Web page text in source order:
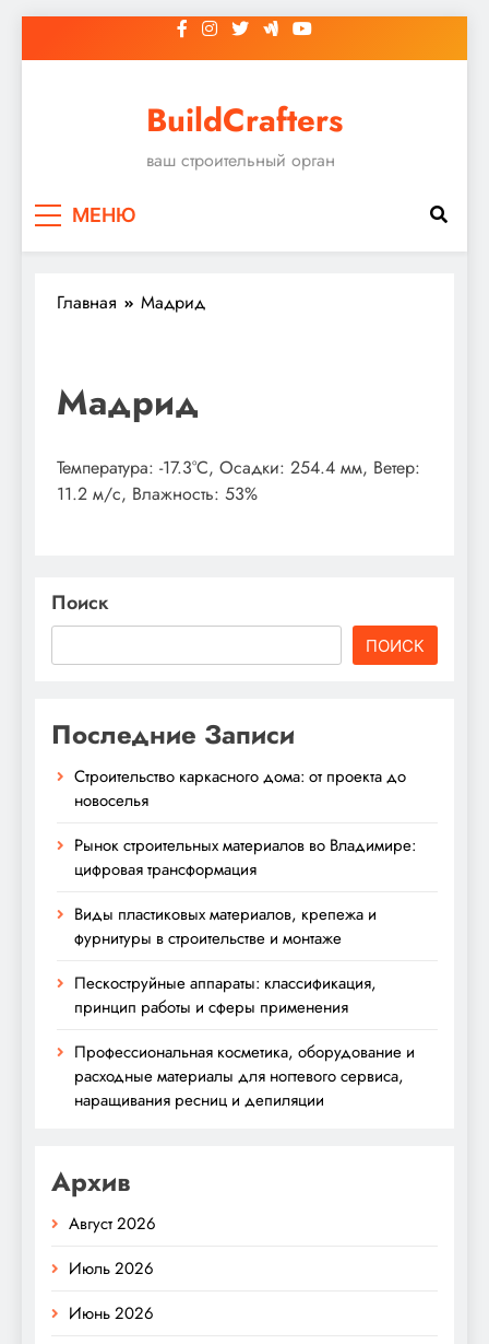
к
BuildCrafters
ваш строительный орган
МЕНЮ
Главная Мадрид
Мадрид
Температура: -17.3°C, Осадки: 254.4 мм, Ветер:
11.2 м/с, Влажность: 53%
Поиск
ПОИСК
Последние Записи
Строительство каркасного дома: от проекта до
новоселья
Рынок строительных материалов во Владимире:
цифровая трансформация
Виды пластиковых материалов, крепежа и
фурнитуры в строительстве и монтаже
Пескоструйные аппараты: классификация,
принцип работы и сферы применения
Профессиональная косметика, оборудование и
расходные материалы для ногтевого сервиса,
наращивания ресниц и депиляции
Архив
Август 2026
Июль 2026
Июнь 2026